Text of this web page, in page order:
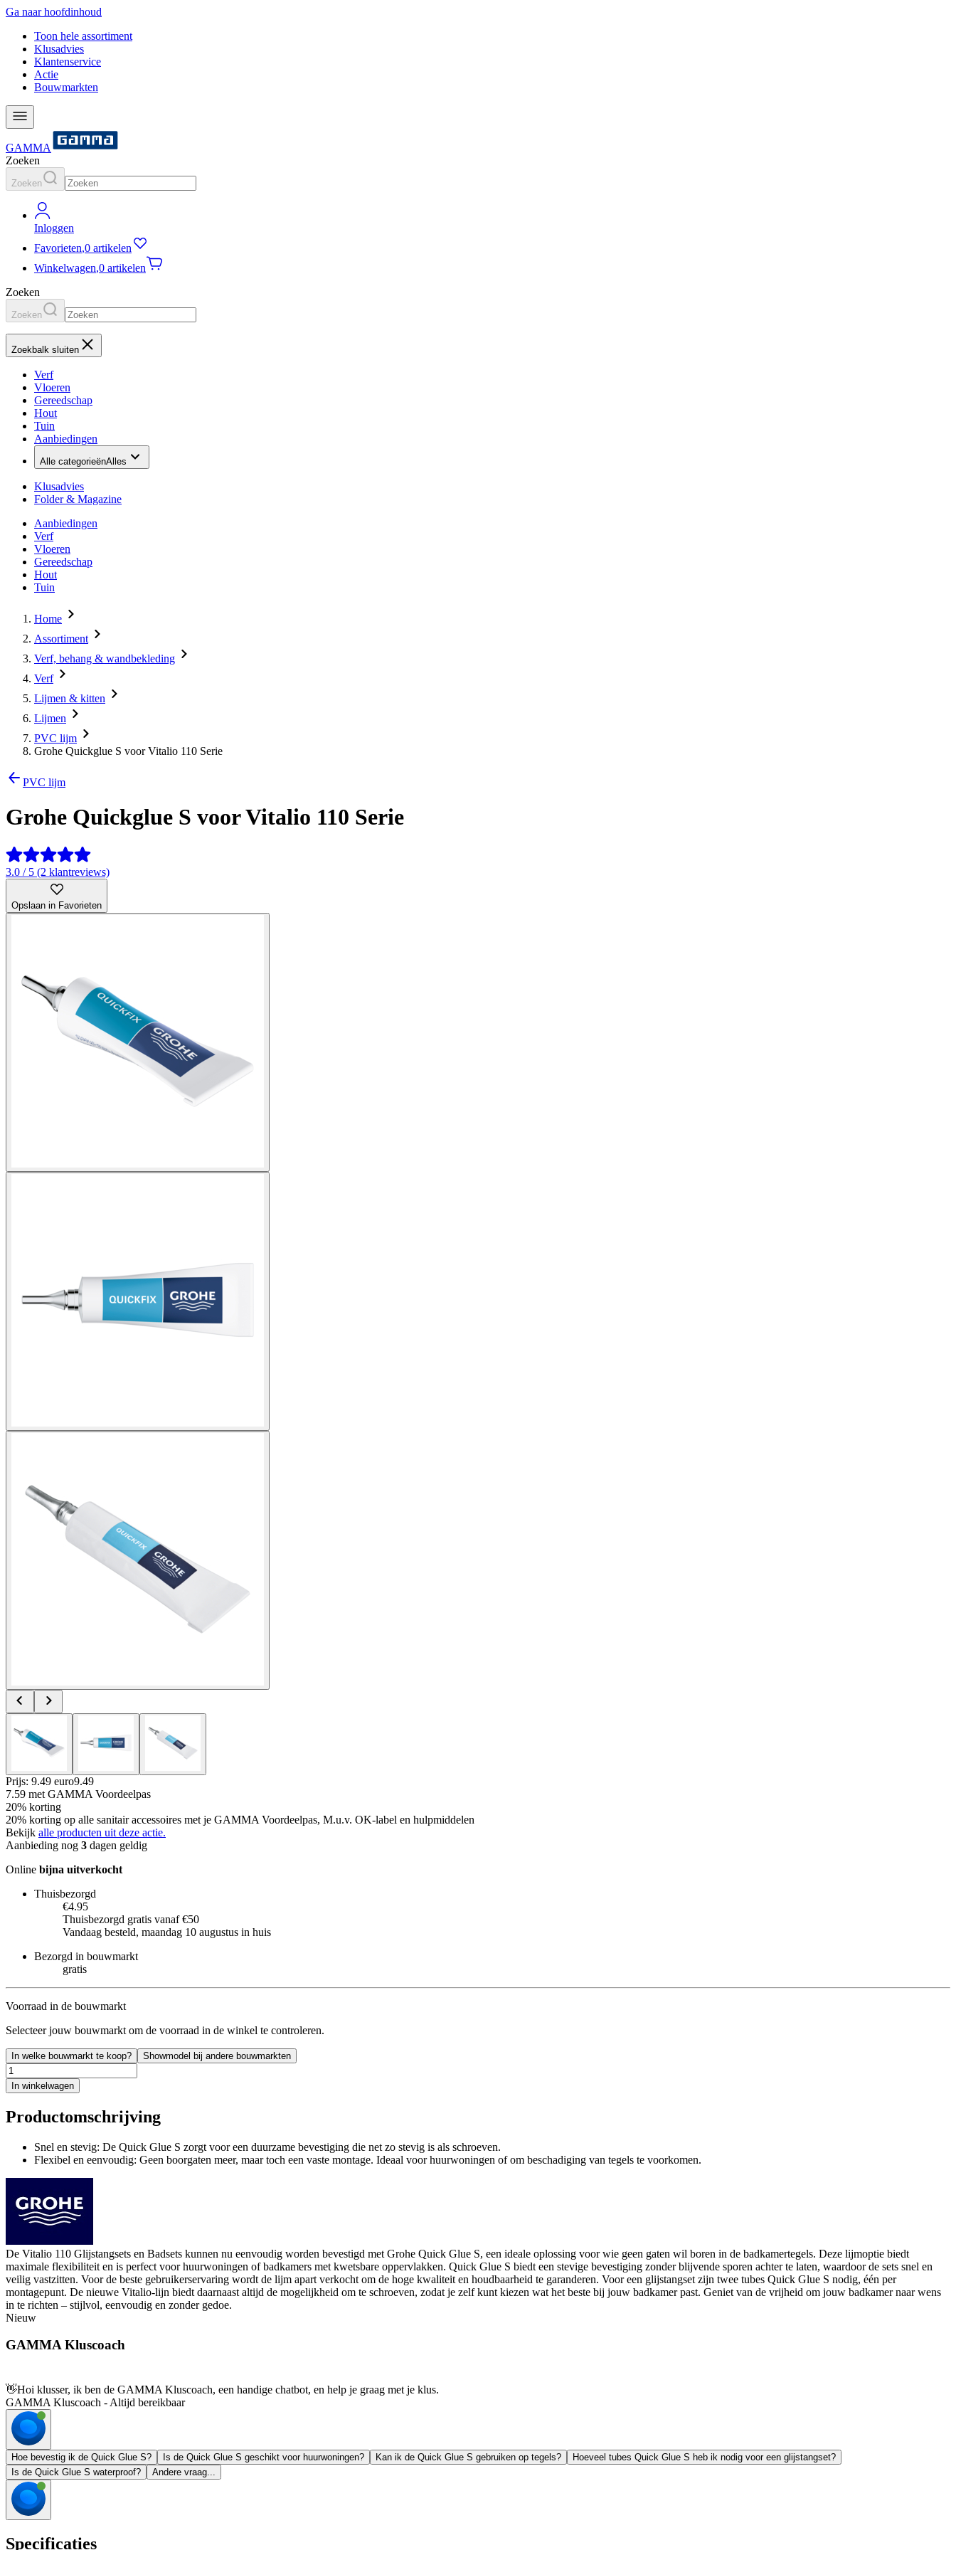
Ga naar hoofdinhoud
Toon hele assortiment
Klusadvies
Klantenservice
Actie
Bouwmarkten
GAMMA
Zoeken
Zoeken
Inloggen
Favorieten,0 artikelen
Winkelwagen,0 artikelen
Zoeken
Zoeken
Zoekbalk sluiten
Verf
Vloeren
Gereedschap
Hout
Tuin
Aanbiedingen
Alle categorieënAlles
Klusadvies
Folder & Magazine
Aanbiedingen
Verf
Vloeren
Gereedschap
Hout
Tuin
Home
Assortiment
Verf, behang & wandbekleding
Verf
Lijmen & kitten
Lijmen
PVC lijm
Grohe Quickglue S voor Vitalio 110 Serie
PVC lijm
Grohe Quickglue S voor Vitalio 110 Serie
3.0 / 5 (2 klantreviews)
Opslaan in Favorieten
Prijs: 9.49 euro9.49
7.59 met GAMMA Voordeelpas
20% korting
20% korting op alle sanitair accessoires met je GAMMA Voordeelpas, M.u.v. OK-label en hulpmiddelen
Bekijk alle producten uit deze actie.
Aanbieding nog 3 dagen geldig
Online bijna uitverkocht
Thuisbezorgd
€4.95
Thuisbezorgd gratis vanaf €50
Vandaag besteld, maandag 10 augustus in huis
Bezorgd in bouwmarkt
gratis
Voorraad in de bouwmarkt
Selecteer jouw bouwmarkt om de voorraad in de winkel te controleren.
In welke bouwmarkt te koop? Showmodel bij andere bouwmarkten
In winkelwagen
Productomschrijving
Snel en stevig: De Quick Glue S zorgt voor een duurzame bevestiging die net zo stevig is als schroeven.
Flexibel en eenvoudig: Geen boorgaten meer, maar toch een vaste montage. Ideaal voor huurwoningen of om beschadiging van tegels te voorkomen.
De Vitalio 110 Glijstangsets en Badsets kunnen nu eenvoudig worden bevestigd met Grohe Quick Glue S, een ideale oplossing voor wie geen gaten wil boren in de badkamertegels. Deze lijmoptie biedt
maximale flexibiliteit en is perfect voor huurwoningen of badkamers met kwetsbare oppervlakken. Quick Glue S biedt een stevige bevestiging zonder blijvende sporen achter te laten, waardoor de sets snel en
veilig vastzitten. Voor de beste gebruikerservaring wordt de lijm apart verkocht om de hoge kwaliteit en houdbaarheid te garanderen. Voor een glijstangset zijn twee tubes Quick Glue S nodig, één per
montagepunt. De nieuwe Vitalio-lijn biedt daarnaast altijd de mogelijkheid om te schroeven, zodat je zelf kunt kiezen wat het beste bij jouw badkamer past. Geniet van de vrijheid om jouw badkamer naar wens
in te richten – stijlvol, eenvoudig en zonder gedoe.
Nieuw
GAMMA Kluscoach
👋Hoi klusser, ik ben de GAMMA Kluscoach, een handige chatbot, en help je graag met je klus.
GAMMA Kluscoach - Altijd bereikbaar
Hoe bevestig ik de Quick Glue S? Is de Quick Glue S geschikt voor huurwoningen? Kan ik de Quick Glue S gebruiken op tegels?
Hoeveel tubes Quick Glue S heb ik nodig voor een glijstangset?
Is de Quick Glue S waterproof?
Andere vraag...
Specificaties